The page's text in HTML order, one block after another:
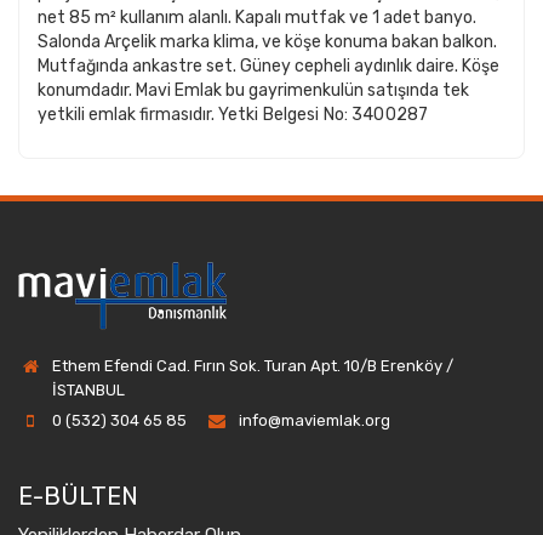
net 85 m² kullanım alanlı. Kapalı mutfak ve 1 adet banyo.
Salonda Arçelik marka klima, ve köşe konuma bakan balkon.
Mutfağında ankastre set. Güney cepheli aydınlık daire. Köşe
konumdadır. Mavi Emlak bu gayrimenkulün satışında tek
yetkili emlak firmasıdır. Yetki Belgesi No: 3400287
Ethem Efendi Cad. Fırın Sok. Turan Apt. 10/B Erenköy /
İSTANBUL
0 (532) 304 65 85
info@maviemlak.org
E-BÜLTEN